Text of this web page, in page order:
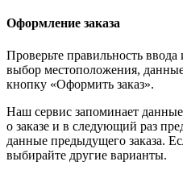
Оформление заказа
Проверьте правильность
выбор местоположения,
кнопку «Оформить заказ».
Наш сервис запоминает
о заказе и в следующий раз
данные предыдущего заказа.
выбирайте другие варианты.